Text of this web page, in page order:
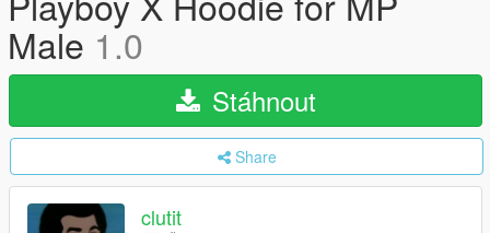
Male 1.0
Stáhnout
Share
clutit